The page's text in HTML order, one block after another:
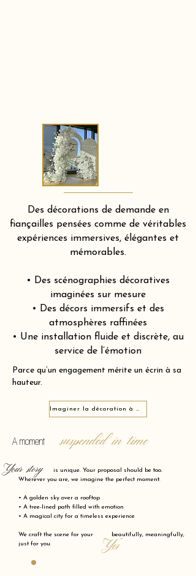
Des décorations de demande en
fiançailles pensées comme de véritables
expériences immersives, élégantes et
mémorables.
• Des scénographies décoratives
imaginées sur mesure
• Des décors immersifs et des
atmosphères raffinées
• Une installation fluide et discrète, au
service de l’émotion
Parce qu’un engagement mérite un écrin à sa
hauteur.
Imaginer la décoration à Maisons-Alfort 94700
A moment suspended in time
is unique. Your proposal should be too.
Wherever you are, we imagine the perfect moment:
• A golden sky over a rooftop
• A tree-lined path filled with emotion
• A magical city for a timeless experience
We craft the scene for your beautifully, meaningfully,
just for you.
"Yes"
Your story